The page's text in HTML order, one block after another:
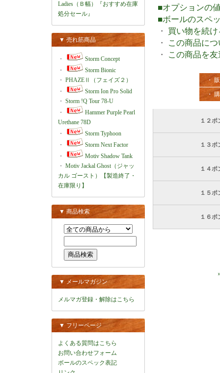
Ladies（Ｂ幅）『おすすめ在庫
処分セール』
▼ 売れ筋商品
・
Storm Concept
・
Storm Bionic
・ PHAZEⅡ（フェイズ２）
・
Storm Ion Pro Solid
・ Storm !Q Tour 78-U
・
Hammer Purple Pearl
Urethane 78D
・
Storm Typhoon
・
Storm Next Factor
・
Motiv Shadow Tank
・ Motiv Jackal Ghost（ジャッ
カル ゴースト）【製造終了・
在庫限り】
▼ 商品検索
▼ メールマガジン
メルマガ登録・解除はこちら
▼ フリーページ
よくある質問はこちら
お問い合わせフォーム
ボールのスペック表記
■オプションの
■ボールのスペ
・ 買い物を続け
・
この商品に
・
この商品を
・
・
１２ポ
１３ポ
１４ポ
１５ポ
１６ポ